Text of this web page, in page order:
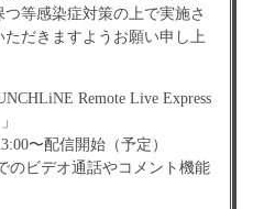
等感染症対策の上で実施さ
だきますようお願い申し上
Remote Live Express
〜配信開始（予定）
のビデオ通話やコメント機能